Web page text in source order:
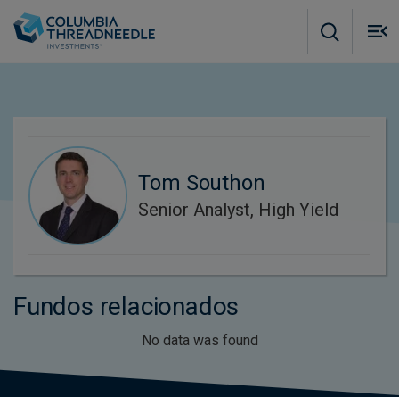
Tom Southon
Senior Analyst, High Yield
Fundos relacionados
No data was found